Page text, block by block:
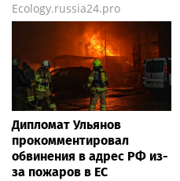
Ecology.russia24.pro
Дипломат Ульянов
прокомментировал
обвинения в адрес РФ из-
за пожаров в ЕС